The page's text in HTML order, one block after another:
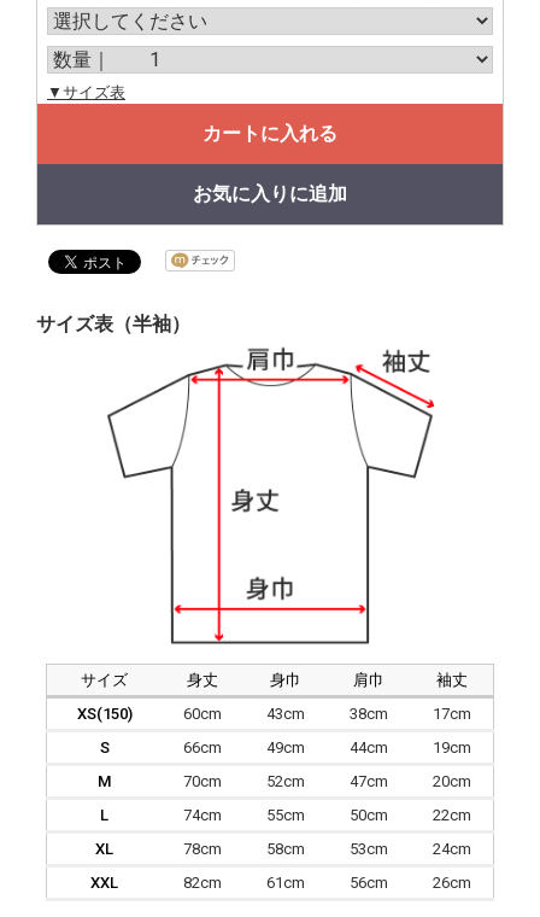
▼サイズ表
カートに入れる
お気に入りに追加
サイズ表（半袖）
サイズ 身丈 身巾 肩巾
袖丈
XS(150)
60cm 43cm 38cm
17cm
S
66cm 49cm 44cm
19cm
M
70cm 52cm 47cm
20cm
L
74cm 55cm 50cm
22cm
XL
78cm 58cm 53cm
24cm
XXL
82cm 61cm 56cm 26cm